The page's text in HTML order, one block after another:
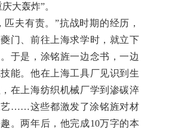
大轰炸”。
匹夫有责。”抗战时期的经历，
门、前往上海求学时，就立下
于是，涂铭旌一边念书，一边
能。他在上海工具厂见识到生
在上海纺织机械厂学到渗碳淬
艺……这些都激发了涂铭旌对材
。两年后，他完成10万字的本